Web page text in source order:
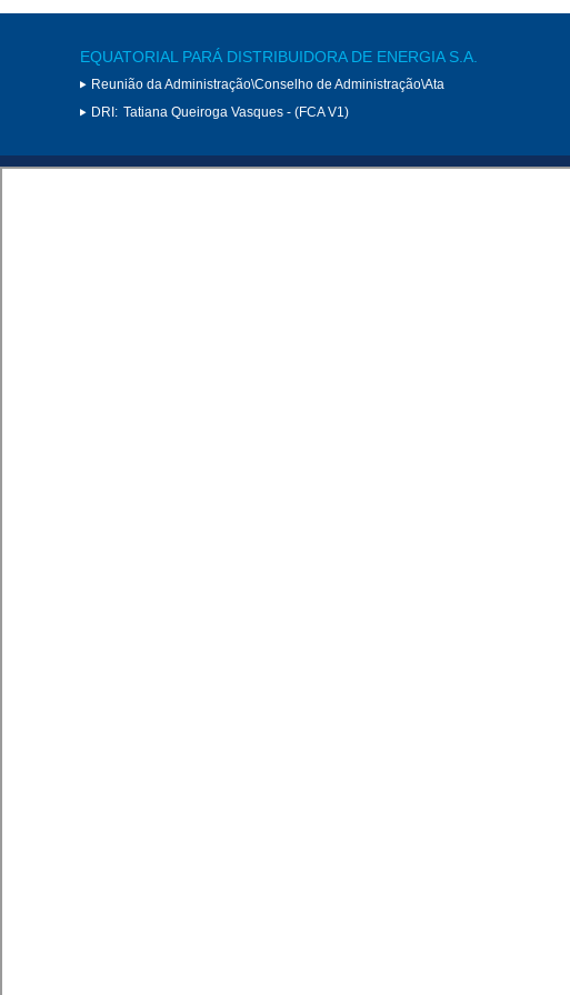
EQUATORIAL PARÁ DISTRIBUIDORA DE ENERGIA S.A.
Reunião da Administração\Conselho de Administração\Ata
DRI: Tatiana Queiroga Vasques - (FCA V1)